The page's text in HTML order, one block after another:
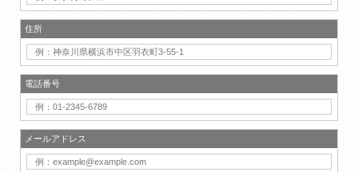
住所
電話番号
メールアドレス